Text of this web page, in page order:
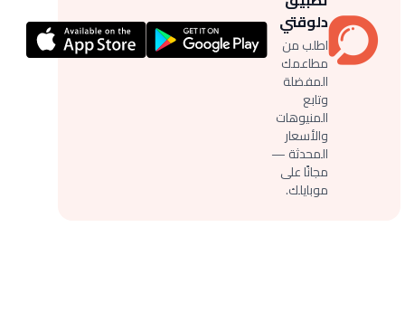
دلوقتي
اطلب من
مطاعمك
المفضلة
وتابع
المنيوهات
والأسعار
المحدثة —
مجانًا على
موبايلك.